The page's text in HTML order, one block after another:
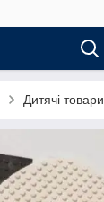
Дитячі товари